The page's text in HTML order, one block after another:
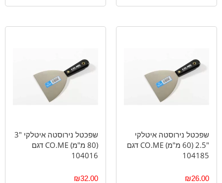
שפכטל נירוסטה איטלקי
"2.5 (60 מ"מ) CO.ME דגם
104185
₪26.00
שפכטל נירוסטה איטלקי "3
(80 מ"מ) CO.ME דגם
104016
₪32.00